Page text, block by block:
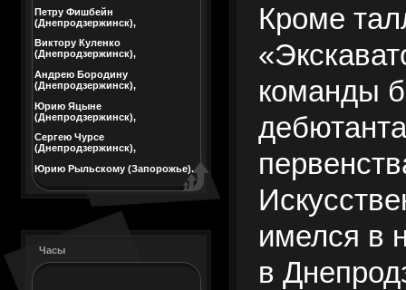
Петру Фишбейн
(Днепродзержинск),
Виктору Куленко
(Днепродзержинск),
Андрею Бородину
(Днепродзержинск),
Юрию Яцыне
(Днепродзержинск),
Сергею Чурсе
(Днепродзержинск),
Юрию Рыльскому (Запорожье).
Часы
Кроме
команды
имелся в
в